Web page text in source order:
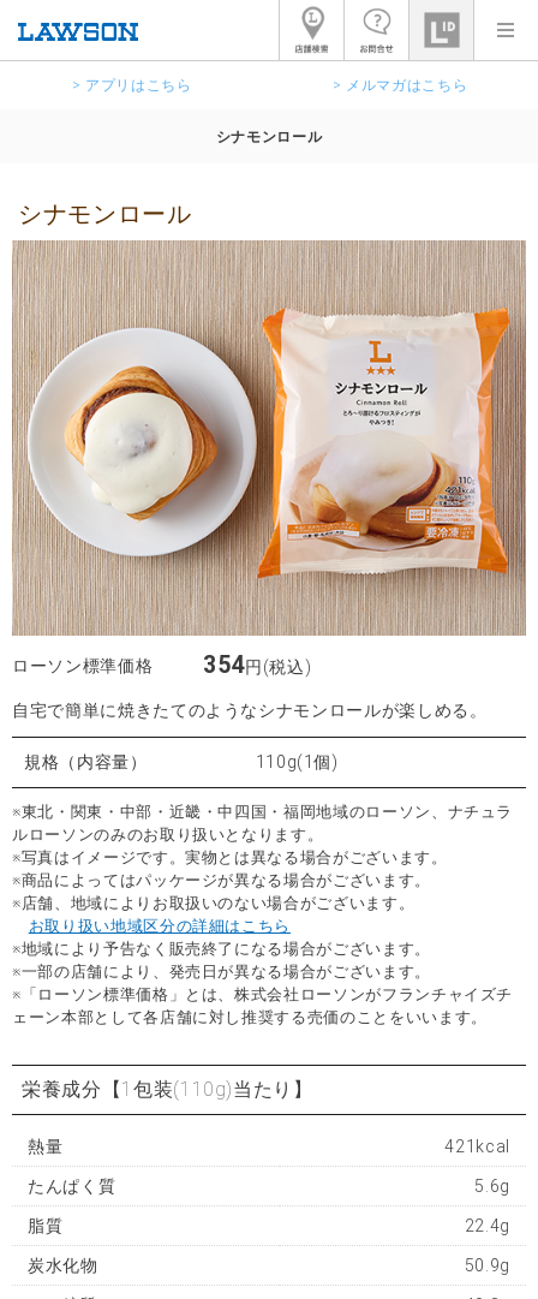
> アプリはこちら > メルマガはこちら
シナモンロール
シナモンロール
ローソン標準価格 354円(税込)
自宅で簡単に焼きたてのようなシナモンロールが楽しめる。
規格（内容量） 110g(1個)
※東北・関東・中部・近畿・中四国・福岡地域のローソン、ナチュラ
ルローソンのみのお取り扱いとなります。
※写真はイメージです。実物とは異なる場合がございます。
※商品によってはパッケージが異なる場合がございます。
※店舗、地域によりお取扱いのない場合がございます。
お取り扱い地域区分の詳細はこちら
※地域により予告なく販売終了になる場合がございます。
※一部の店舗により、発売日が異なる場合がございます。
※「ローソン標準価格」とは、株式会社ローソンがフランチャイズチ
ェーン本部として各店舗に対し推奨する売価のことをいいます。
栄養成分 【1包装(110g)当たり】
熱量 421kcal
たんぱく質 5.6g
脂質 22.4g
炭水化物 50.9g